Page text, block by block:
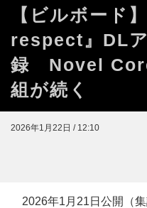
【ビルボード
respect』DL
録 Novel
組が続く
2026年1月22日 / 12:10
2026年1月21日公開（集